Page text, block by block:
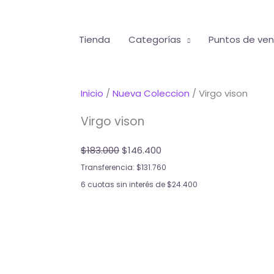
Tienda Categorías Puntos de
Inicio / Nueva Coleccion / Virgo vison
Virgo vison
$183.000Original
price
was:
$146.400
price
is:
Transferencia: $131.760
6 cuotas sin interés de $24.400